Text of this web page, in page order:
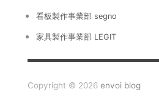
看板製作事業部 segno
家具製作事業部 LEGIT
Copyright © 2026 envoi blog